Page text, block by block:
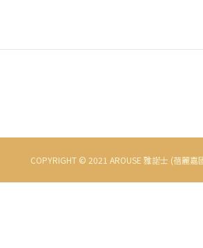
COPYRIGHT © 2021 AROUSE 雅諾士 (蓓麗